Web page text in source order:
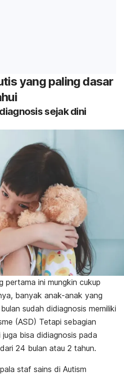
yang paling dasar
sejak dini
pertama ini mungkin cukup
banyak anak-anak yang
sudah didiagnosis memiliki
(ASD) Tetapi sebagian
bisa didiagnosis pada
24 bulan atau 2 tahun.
staf sains di Autism